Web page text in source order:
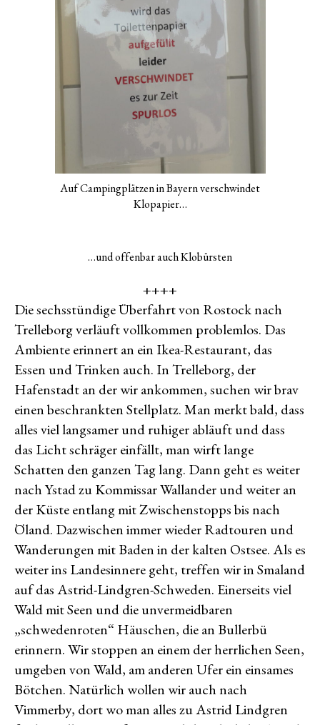
Auf Campingplätzen in Bayern verschwindet
Klopapier…
…und offenbar auch Klobürsten
++++
Die sechsstündige Überfahrt von Rostock nach
Trelleborg verläuft vollkommen problemlos. Das
Ambiente erinnert an ein Ikea-Restaurant, das
Essen und Trinken auch. In Trelleborg, der
Hafenstadt an der wir ankommen, suchen wir brav
einen beschrankten Stellplatz. Man merkt bald, dass
alles viel langsamer und ruhiger abläuft und dass
das Licht schräger einfällt, man wirft lange
Schatten den ganzen Tag lang. Dann geht es weiter
nach Ystad zu Kommissar Wallander und weiter an
der Küste entlang mit Zwischenstopps bis nach
Öland. Dazwischen immer wieder Radtouren und
Wanderungen mit Baden in der kalten Ostsee. Als es
weiter ins Landesinnere geht, treffen wir in Smaland
auf das Astrid-Lindgren-Schweden. Einerseits viel
Wald mit Seen und die unvermeidbaren
„schwedenroten“ Häuschen, die an Bullerbü
erinnern. Wir stoppen an einem der herrlichen Seen,
umgeben von Wald, am anderen Ufer ein einsames
Bötchen. Natürlich wollen wir auch nach
Vimmerby, dort wo man alles zu Astrid Lindgren